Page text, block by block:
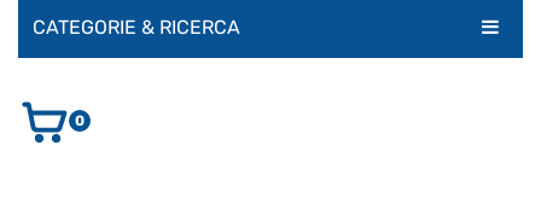
CATEGORIE & RICERCA
AUDIO E VIDEO
0